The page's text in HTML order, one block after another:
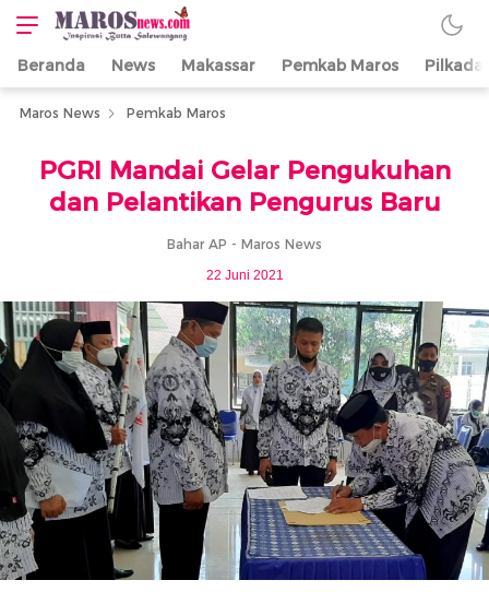
Maros News
Inspirasi Butta
Salewangang
Beranda News Makassar Pemkab Maros Pilkada
Maros News Pemkab Maros
PGRI Mandai Gelar Pengukuhan
dan Pelantikan Pengurus Baru
Bahar AP - Maros News
22 Juni 2021